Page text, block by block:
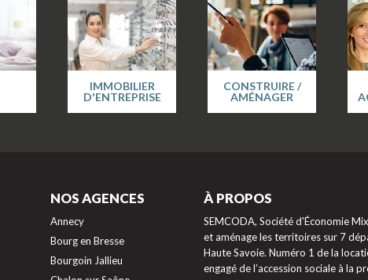
IMMOBILIER
D'ENTREPRISE
CONSTRUIRE /
AMÉNAGER
NOS AGENCES
Annecy
Bourg en Bresse
Bourgoin Jallieu
À PROPOS
SEMCODA, Société d'Économie
et aménage les territoires sur 7
Haute Savoie. Numéro 1 de la
engagé de l’accession sociale à la